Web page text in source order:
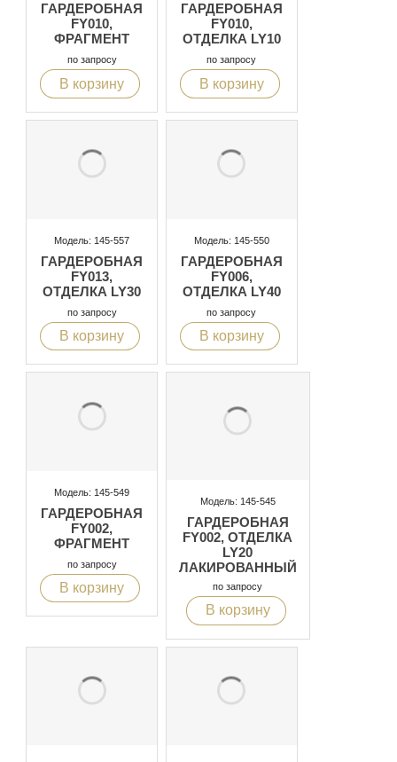
ГАРДЕРОБНАЯ
FY010,
ФРАГМЕНТ
по запросу
В корзину
ГАРДЕРОБНАЯ
FY010,
ОТДЕЛКА LY10
по запросу
В корзину
Модель: 145-557
ГАРДЕРОБНАЯ
FY013,
ОТДЕЛКА LY30
по запросу
В корзину
Модель: 145-550
ГАРДЕРОБНАЯ
FY006,
ОТДЕЛКА LY40
по запросу
В корзину
Модель: 145-549
ГАРДЕРОБНАЯ
FY002,
ФРАГМЕНТ
по запросу
В корзину
Модель: 145-545
ГАРДЕРОБНАЯ
FY002, ОТДЕЛКА
LY20
ЛАКИРОВАННЫЙ
ЦВЕТА
ШОКОЛАДА
по запросу
В корзину